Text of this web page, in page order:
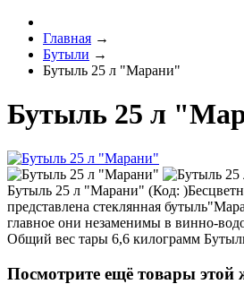
Главная →
Бутыли →
Бутыль 25 л "Марани"
Бутыль 25 л
Бутыль 25 л "Марани" (Код: )
представлена стеклянная
главное они незаменимы в винно-
Общий вес тары 6,6 килограмм
Посмотрите ещё товары этой